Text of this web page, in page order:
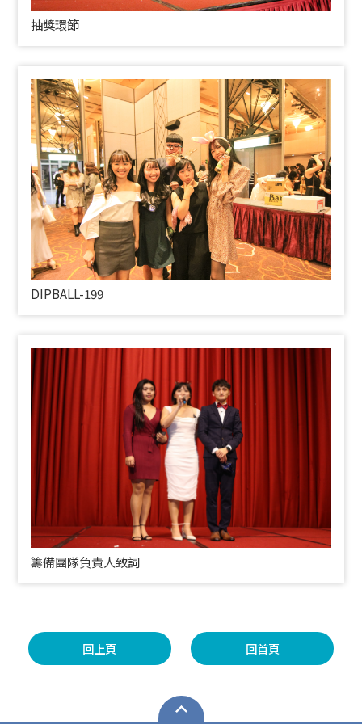
抽獎環節
DIPBALL-199
籌備團隊負責人致詞
回上頁 回首頁